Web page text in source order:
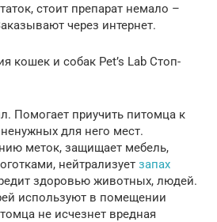
стоит препарат немало –
через интернет.
кошек и собак Pet’s Lab Стоп-
Помогает приучить питомца к
для него мест.
меток, защищает мебель,
нейтрализует запах
здоровью животных, людей.
используют в помещении
не исчезнет вредная